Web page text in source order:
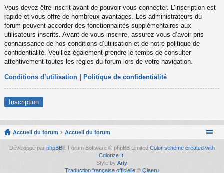
Vous devez être inscrit avant de pouvoir vous connecter. L’inscription est
rapide et vous offre de nombreux avantages. Les administrateurs du
forum peuvent accorder des fonctionnalités supplémentaires aux
utilisateurs inscrits. Avant de vous inscrire, assurez-vous d’avoir pris
connaissance de nos conditions d’utilisation et de notre politique de
confidentialité. Veuillez également prendre le temps de consulter
attentivement toutes les règles du forum lors de votre navigation.
Conditions d’utilisation Politique de confidentialité
Inscription
Accueil du forum Accueil du forum
Développé par phpBB® Forum Software © phpBB Limited Color scheme created with
Colorize It.
Style by Arty
Traduction française officielle © Qiaeru